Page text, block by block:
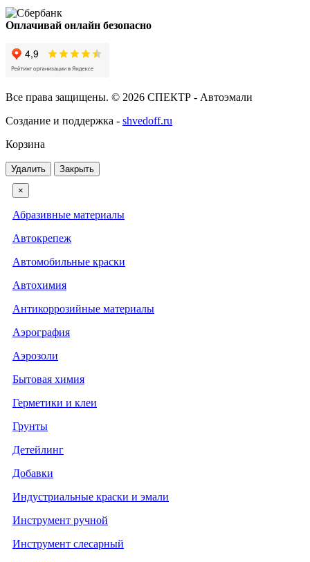
Оплачивай онлайн безопасно
Все права защищены. © 2026 СПЕКТР - Автоэмали
Создание и поддержка - shvedoff.ru
Корзина
Удалить Закрыть
×
Абразивные материалы
Автокрепеж
Автомобильные краски
Автохимия
Антикоррозийные материалы
Аэрография
Аэрозоли
Бытовая химия
Герметики и клеи
Грунты
Детейлинг
Добавки
Индустриальные краски и эмали
Инструмент ручной
Инструмент слесарный